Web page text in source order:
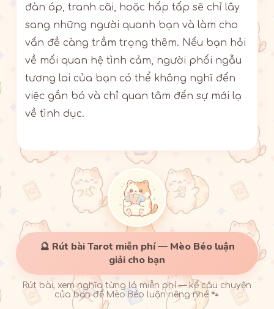
đàn áp, tranh cãi, hoặc hấp tấp sẽ chỉ lây
sang những người quanh bạn và làm cho
vấn đề càng trầm trọng thêm. Nếu bạn hỏi
về mối quan hệ tình cảm, người phối ngẫu
tương lai của bạn có thể không nghĩ đến
việc gắn bó và chỉ quan tâm đến sự mới lạ
về tình dục.
🔮 Rút bài Tarot miễn phí — Mèo Béo luận
giải cho bạn
Rút bài, xem nghĩa từng lá miễn phí — kể câu chuyện
của bạn để Mèo Béo luận riêng nhé 🐾